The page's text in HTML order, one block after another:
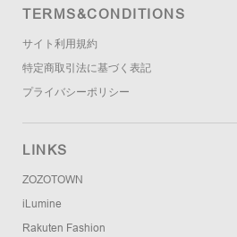
TERMS&CONDITIONS
サイト利用規約
特定商取引法に基づく表記
プライバシーポリシー
LINKS
ZOZOTOWN
iLumine
Rakuten Fashion